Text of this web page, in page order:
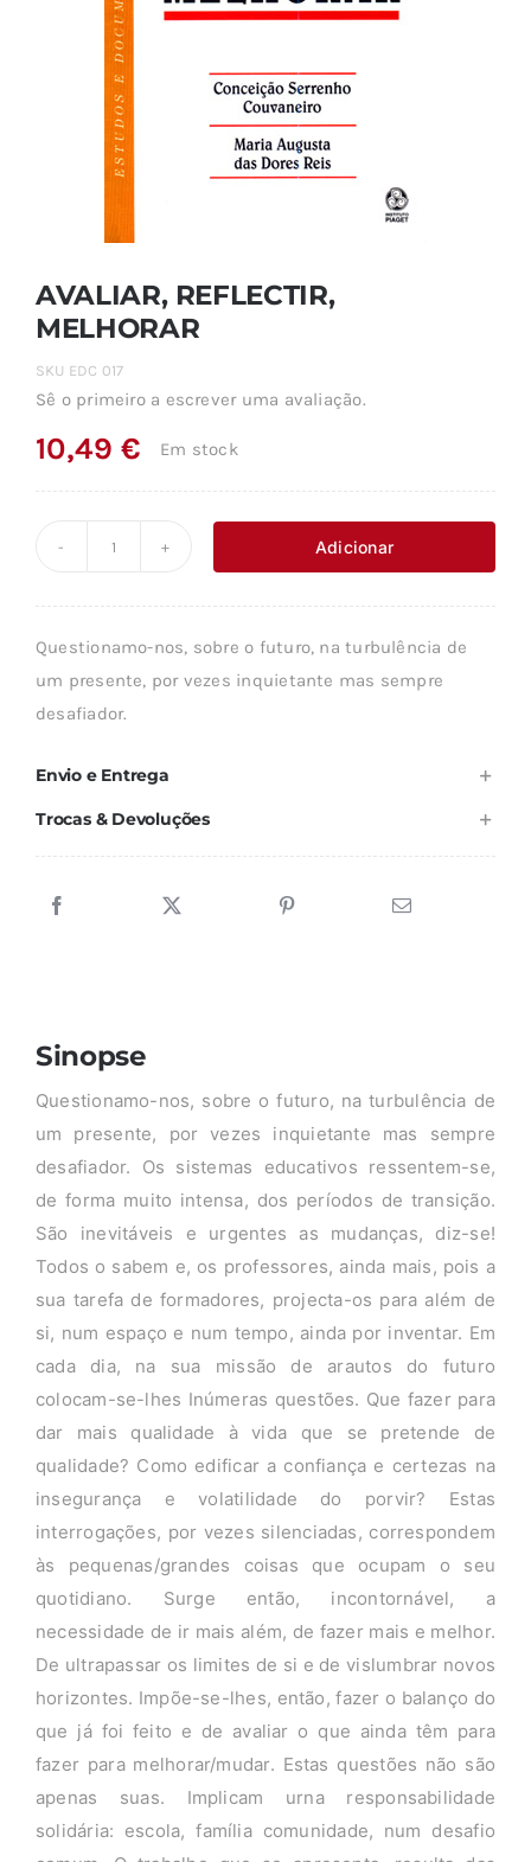
AVALIAR, REFLECTIR,
MELHORAR
SKU EDC 017
Sê o primeiro a escrever uma avaliação.
10,49€ Em stock
REFLECTIR,
MELHORAR
Adicionar
Questionamo-nos, sobre o futuro, na turbulência de
um presente, por vezes inquietante mas sempre
desafiador.
Envio e Entrega
Trocas & Devoluções
Sinopse
Questionamo-nos, sobre o futuro, na turbulência de
um presente, por vezes inquietante mas sempre
desafiador. Os sistemas educativos ressentem-se,
de forma muito intensa, dos períodos de transição.
São inevitáveis e urgentes as mudanças, diz-se!
Todos o sabem e, os professores, ainda mais, pois a
sua tarefa de formadores, projecta-os para além de
si, num espaço e num tempo, ainda por inventar. Em
cada dia, na sua missão de arautos do futuro
colocam-se-lhes Inúmeras questões. Que fazer para
dar mais qualidade à vida que se pretende de
qualidade? Como edificar a confiança e certezas na
insegurança e volatilidade do porvir? Estas
interrogações, por vezes silenciadas, correspondem
às pequenas/grandes coisas que ocupam o seu
quotidiano. Surge então, incontornável, a
necessidade de ir mais além, de fazer mais e melhor.
De ultrapassar os limites de si e de vislumbrar novos
horizontes. Impõe-se-lhes, então, fazer o balanço do
que já foi feito e de avaliar o que ainda têm para
fazer para melhorar/mudar. Estas questões não são
apenas suas. Implicam urna responsabilidade
solidária: escola, família comunidade, num desafio